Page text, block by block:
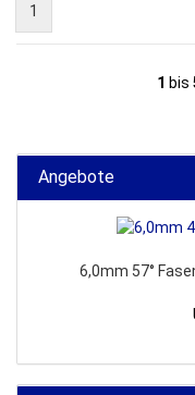
1
1 bis
Angebote
6,0mm 57°